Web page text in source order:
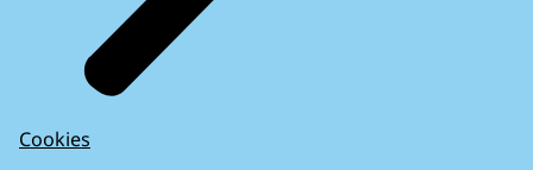
Cookies